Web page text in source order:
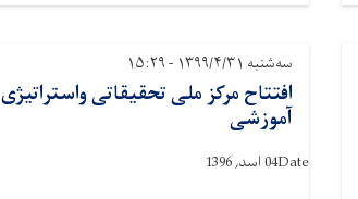
سه‌شنبه ۱۳۹۹/۴/۳۱ - ۱۵:۲۹
افتتاح مرکز ملی تحقیقاتی واستراتیژی
آموزشی
Date04 اسد, 1396